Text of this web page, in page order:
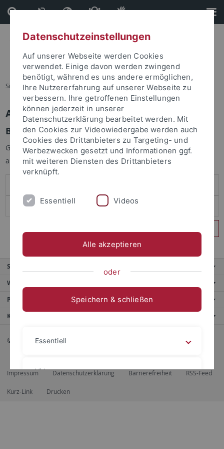
Direkt
zum
Inhalt
Direkt
zur
Fußleiste
Sie sind hier: Startseite
Anmelden
Benutzeranmeldung
Geben Sie Ihren Benutzernamen und Ihr Passwort an um sich
anzumelden:
Service
Weitere Angebote
Portale
Kontaktinfo
© 2026 Eberhard Karls Universität Tübingen, Tübingen
Impressum Datenschutzerklärung Barrierefreiheit RSS-Feed
Kurz-Link Drucken
Datenschutzeinstellungen
Auf unserer Webseite werden Cookies
verwendet. Einige davon werden zwingend
benötigt, während es uns andere ermöglichen,
Ihre Nutzererfahrung auf unserer Webseite zu
verbessern. Ihre getroffenen Einstellungen
können jederzeit in unserer
Datenschutzerklärung bearbeitet werden. Mit
den Cookies zur Videowiedergabe werden auch
Cookies des Drittanbieters zu Targeting- und
Werbezwecken gesetzt und Informationen ggf.
mit weiteren Diensten des Drittanbieters
verknüpft.
Essentiell Videos
Alle akzeptieren
oder
Speichern & schließen
Essentiell
Videos